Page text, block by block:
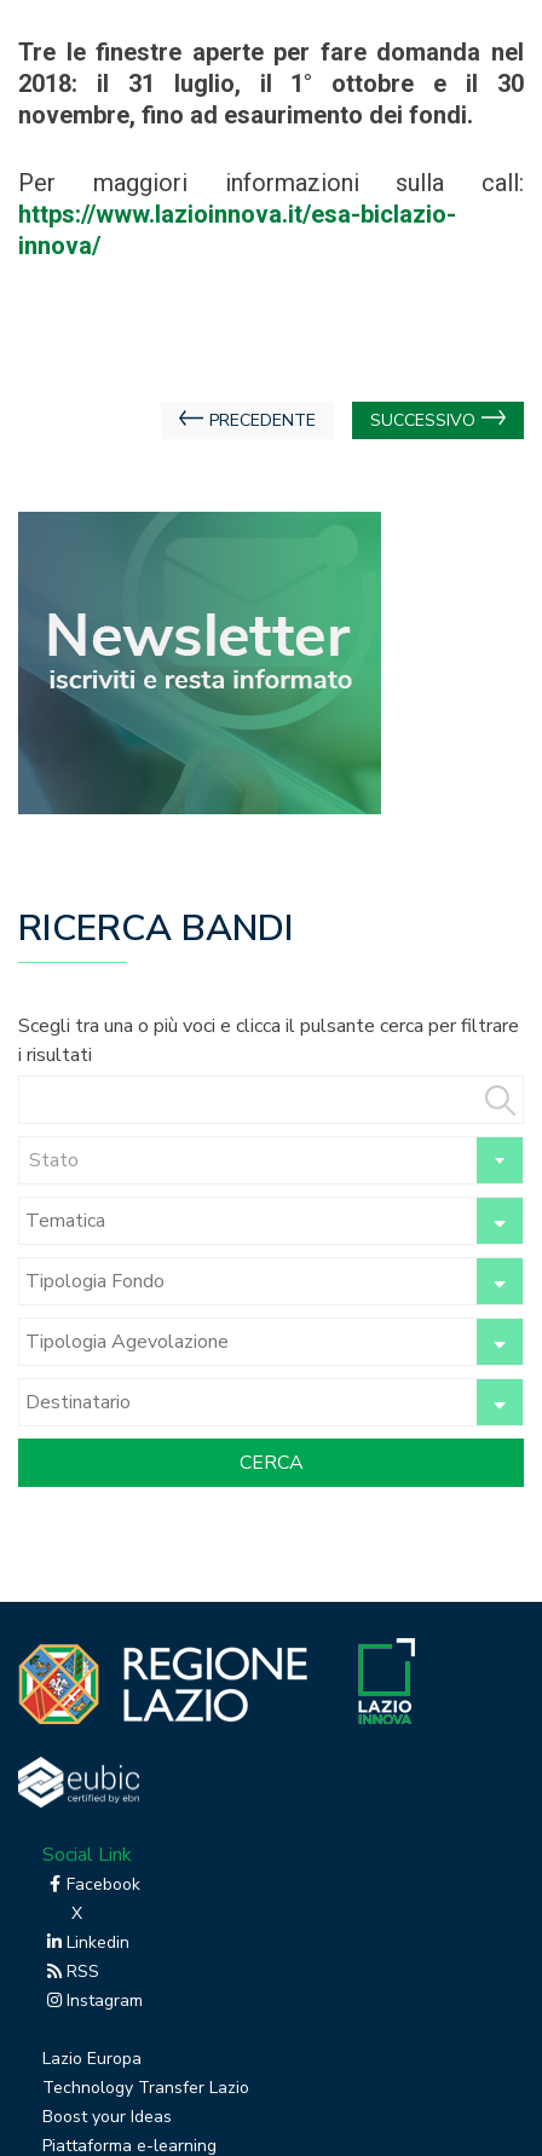
Tre le finestre aperte per fare domanda nel
2018: il 31 luglio, il 1° ottobre e il 30
novembre, fino ad esaurimento dei fondi.
Per maggiori informazioni sulla call:
https://www.lazioinnova.it/esa-biclazio-
innova/
Navigazione
PRECEDENTE SUCCESSIVO
RICERCA BANDI
Scegli tra una o più voci e clicca il pulsante cerca per filtrare
i risultati
Stato
Social Link
Facebook
X
Linkedin
RSS
Instagram
Lazio Europa
Technology Transfer Lazio
Boost your Ideas
Piattaforma e-learning